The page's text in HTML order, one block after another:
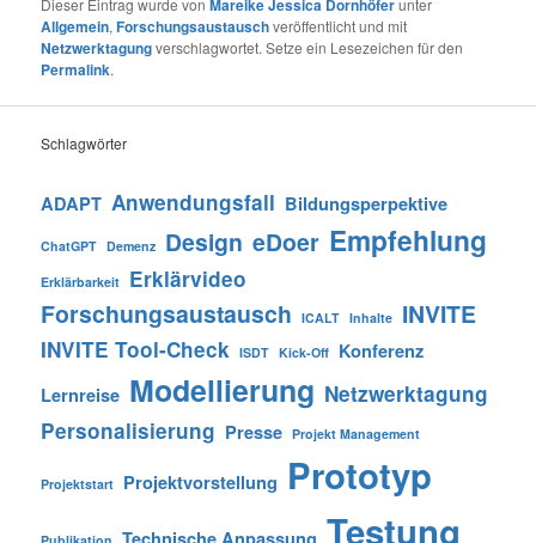
Mareike Jessica Dornhöfer
Allgemein,Forschungsaustauschveröffentlicht und mit
Netzwerktagungverschlagwortet. Setze ein Lesezeichen für den
Permalink.
Schlagwörter
ADAPT Anwendungsfall Bildungsperpektive
ChatGPT Demenz Design eDoer Empfehlung
Erklärbarkeit Erklärvideo
Forschungsaustausch ICALT Inhalte INVITE
INVITE Tool-Check ISDT Kick-Off Konferenz
Lernreise Modellierung Netzwerktagung
Personalisierung Presse Projekt Management
Projektstart Projektvorstellung Prototyp
Testung